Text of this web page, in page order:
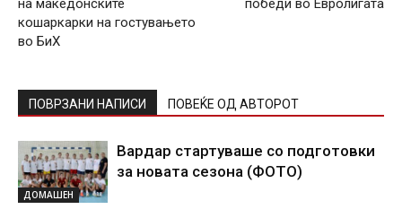
на македонските
кошаркарки на гостувањето
во БиХ
победи во Евролигата
ПОВРЗАНИ НАПИСИ ПОВЕЌЕ ОД АВТОРОТ
ДОМАШЕН
Вардар стартуваше со подготовки
за новата сезона (ФОТО)